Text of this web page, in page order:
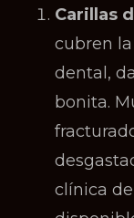
Carillas
cubren
dental,
bonita.
clínica